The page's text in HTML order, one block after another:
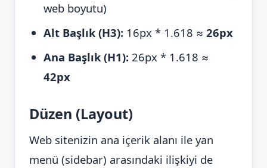
web boyutu)
Alt Başlık (H3): 16px * 1.618 ≈ 26px
Ana Başlık (H1): 26px * 1.618 ≈
42px
Düzen (Layout)
Web sitenizin ana içerik alanı ile yan
menü (sidebar) arasındaki ilişkiyi de